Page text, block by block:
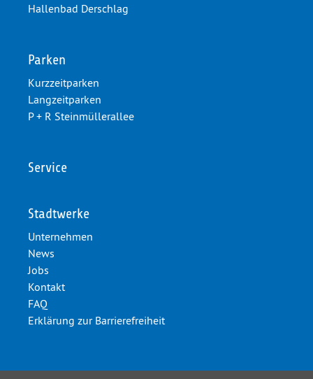
Hallenbad Derschlag
Parken
Kurzzeitparken
Langzeitparken
P + R Steinmüllerallee
Service
Stadtwerke
Unternehmen
News
Jobs
Kontakt
FAQ
Erklärung zur Barrierefreiheit